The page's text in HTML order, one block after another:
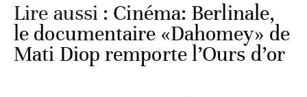
Lire aussi : Cinéma: Berlinale,
le documentaire «Dahomey» de
Mati Diop remporte l’Ours d’or